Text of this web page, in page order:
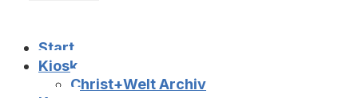
Start
Kiosk
Christ+Welt Archiv